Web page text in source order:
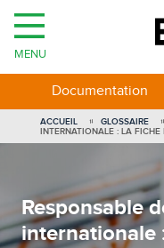
Responsable
internationale
ACCUEIL GLOSSAIRE
INTERNATIONALE : LA FICHE
MENU
Documentation